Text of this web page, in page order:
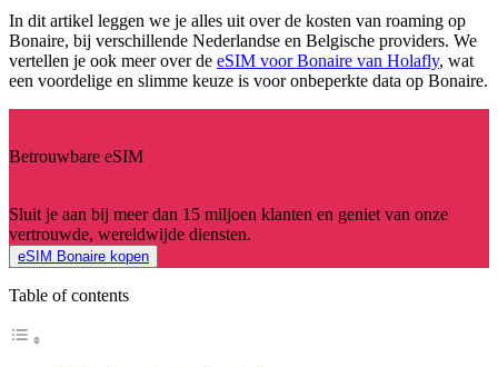
In dit artikel leggen we je alles uit over de kosten van roaming op
Bonaire, bij verschillende Nederlandse en Belgische providers. We
vertellen je ook meer over de eSIM voor Bonaire van Holafly, wat
een voordelige en slimme keuze is voor onbeperkte data op Bonaire.
Betrouwbare eSIM
Sluit je aan bij meer dan 15 miljoen klanten en geniet van onze
vertrouwde, wereldwijde diensten.
eSIM Bonaire kopen
Table of contents